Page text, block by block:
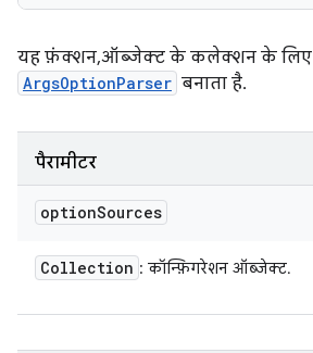
यह फ़ंक्शन, ऑब्जेक्ट के कलेक्शन के लिए
ArgsOptionParser बनाता है.
पैरामीटर
optionSources
Collection : कॉन्फ़िगरेशन ऑब्जेक्ट.